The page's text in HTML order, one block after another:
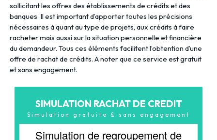
sollicitant les offres des établissements de crédits et des
banques. Il est important d’apporter toutes les précisions
nécessaires à quant au type de projets, aux crédits à faire
racheter mais aussi sur la situation personnelle et financière
du demandeur. Tous ces éléments facilitent l’obtention d’une
offre de rachat de crédits. A noter que ce service est gratuit
et sans engagement.
SIMULATION RACHAT DE CREDIT
Simulation gratuite & sans engagement